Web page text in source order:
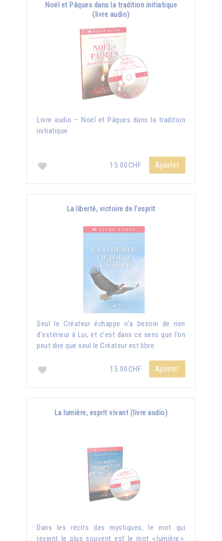
Noël et Pâques dans la tradition initiatique
(livre audio)
Livre audio – Noël et Pâques dans la tradition
initiatique
15.00CHF Ajouter
La liberté, victoire de l’esprit
Seul le Créateur échappe n’a besoin de rien
d’extérieur à Lui, et c’est dans ce sens que l’on
peut dire que seul le Créateur est libre.
15.00CHF Ajouter
La lumière, esprit vivant (livre audio)
Dans les récits des mystiques, le mot qui
revient le plus souvent est le mot « lumière ».